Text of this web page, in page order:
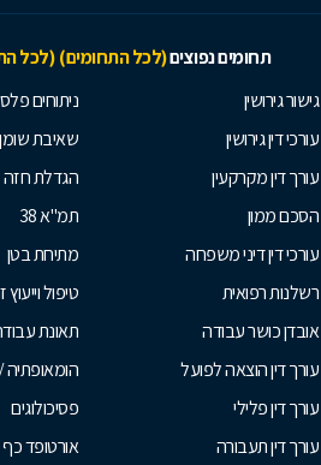
תחומים נפוצים(לכל התחומים) (לכל
גישור גירושין
עורכי דין גירושין
עורך דין מקרקעין
הסכם ממון
עורכי דין דיני משפחה
רשלנות רפואית
אובדן כושר עבודה
עורך דין הוצאה לפועל
עורך דין פלילי
עורך דין תעבורה
ניתוחים
שאיבת שומן
הגדלת חזה
תמ"א 38
מתיחת בטן
טיפול
תאונת
הומאופתיה
פסיכולוגים
אורטופד